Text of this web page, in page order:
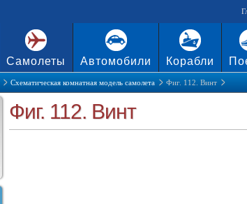
Самолеты Автомобили Корабли
Схематическая комнатная модель самолета Фиг. 112. Винт
Фиг. 112. Винт